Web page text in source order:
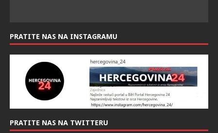
PRATITE NAS NA INSTAGRAMU
PRATITE NAS NA TWITTERU